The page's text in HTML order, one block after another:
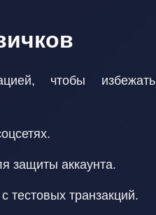
чтобы избежать
защиты аккаунта.
тестовых транзакций.